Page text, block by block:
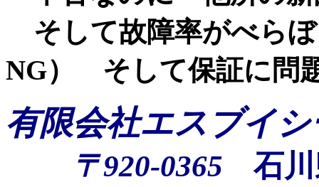
そして故障率がべら
NG） そして保証に問
有限会社エスブイシ
〒920-0365石